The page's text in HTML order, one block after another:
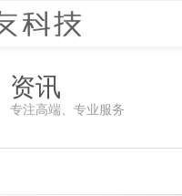
资讯
专注高端、专业服务